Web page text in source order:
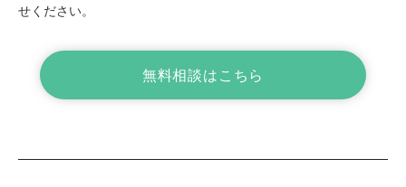
せください。
無料相談はこちら